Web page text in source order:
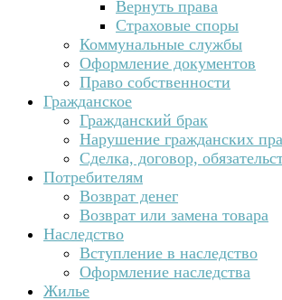
Вернуть права
Страховые споры
Коммунальные службы
Оформление документов
Право собственности
Гражданское
Гражданский брак
Нарушение гражданских
Сделка, договор,
Потребителям
Возврат денег
Возврат или замена товара
Наследство
Вступление в наследство
Оформление наследства
Жилье